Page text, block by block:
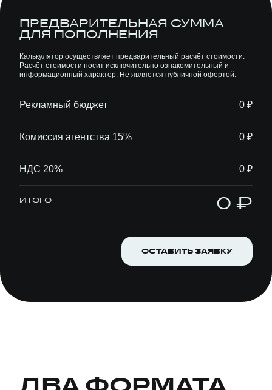
ПРЕДВАРИТЕЛЬНАЯ СУММА
ДЛЯ ПОПОЛНЕНИЯ
Калькулятор осуществляет предварительный расчёт стоимости.
Расчёт стоимости носит исключительно ознакомительный и
информационный характер. Не является публичной офертой.
Рекламный бюджет 0 ₽
Комиссия агентства 15% 0 ₽
НДС 20% 0 ₽
ИТОГО 0 ₽
ОСТАВИТЬ ЗАЯВКУ